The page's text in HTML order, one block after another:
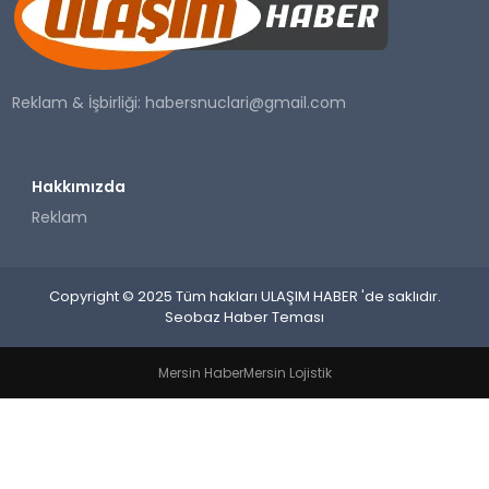
SAĞLIK
YAŞAM
Reklam & İşbirliği:habersnuclari@gmail.com
Hakkımızda
Reklam
Copyright © 2025 Tüm hakları ULAŞIM HABER 'de saklıdır.
Seobaz Haber Teması
Mersin HaberMersin Lojistik